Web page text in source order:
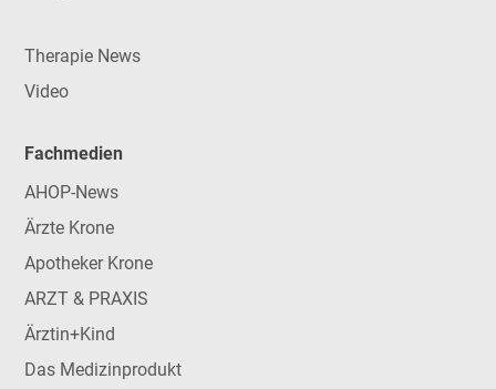
Therapie News
Video
Fachmedien
AHOP-News
Ärzte Krone
Apotheker Krone
ARZT & PRAXIS
Ärztin+Kind
Das Medizinprodukt